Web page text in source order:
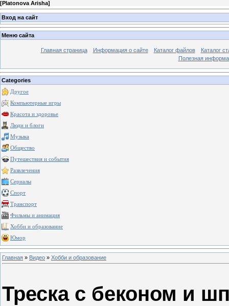
[Platonova Arisha]
Вход на сайт
Меню сайта
Главная страница Информация о сайте Каталог файлов
Каталог
Полезная
Categories
Другое
Компьютерные игры
Красота и здоровье
Люди и блоги
Музыка
Общество
Путешествия и события
Развлечения
Сериалы
Спорт
Транспорт
Фильмы и анимация
Хобби и образование
Юмор
Главная » Видео » Хобби и образование
Треска с беконом и